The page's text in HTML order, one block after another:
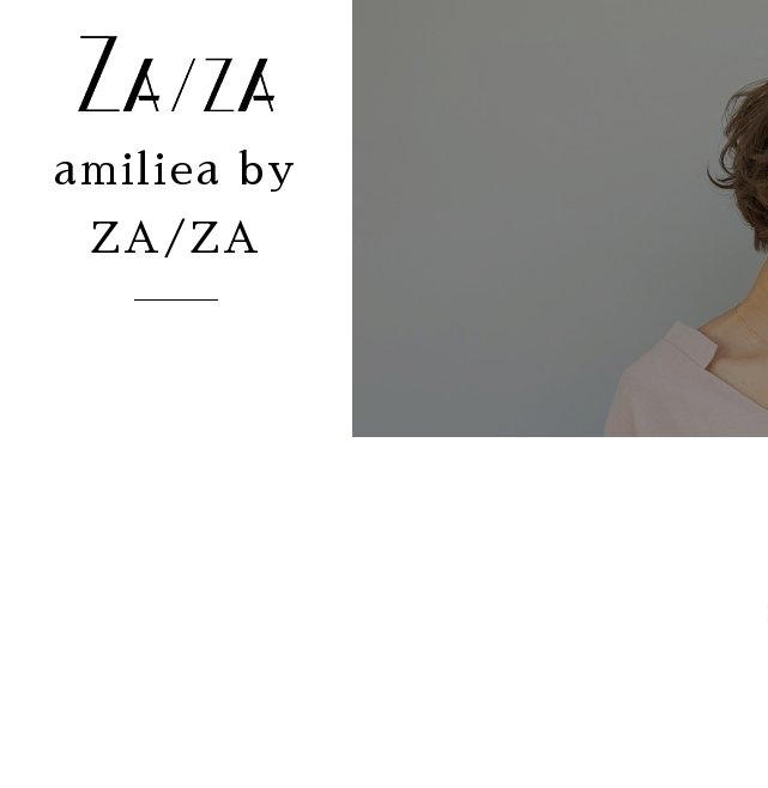
amiliea by
ZA/ZA